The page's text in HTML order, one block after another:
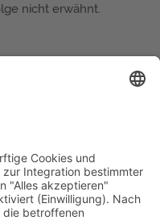
nicht erwähnt.
Ich bin damit
unter
werden.